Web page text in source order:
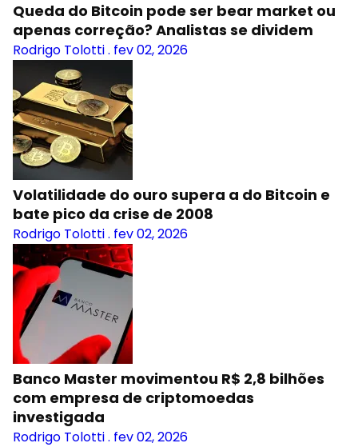
Queda do Bitcoin pode ser bear market ou
apenas correção? Analistas se dividem
Rodrigo Tolotti. fev 02, 2026
Volatilidade do ouro supera a do Bitcoin e
bate pico da crise de 2008
Rodrigo Tolotti. fev 02, 2026
Banco Master movimentou R$ 2,8 bilhões
com empresa de criptomoedas
investigada
Rodrigo Tolotti. fev 02, 2026